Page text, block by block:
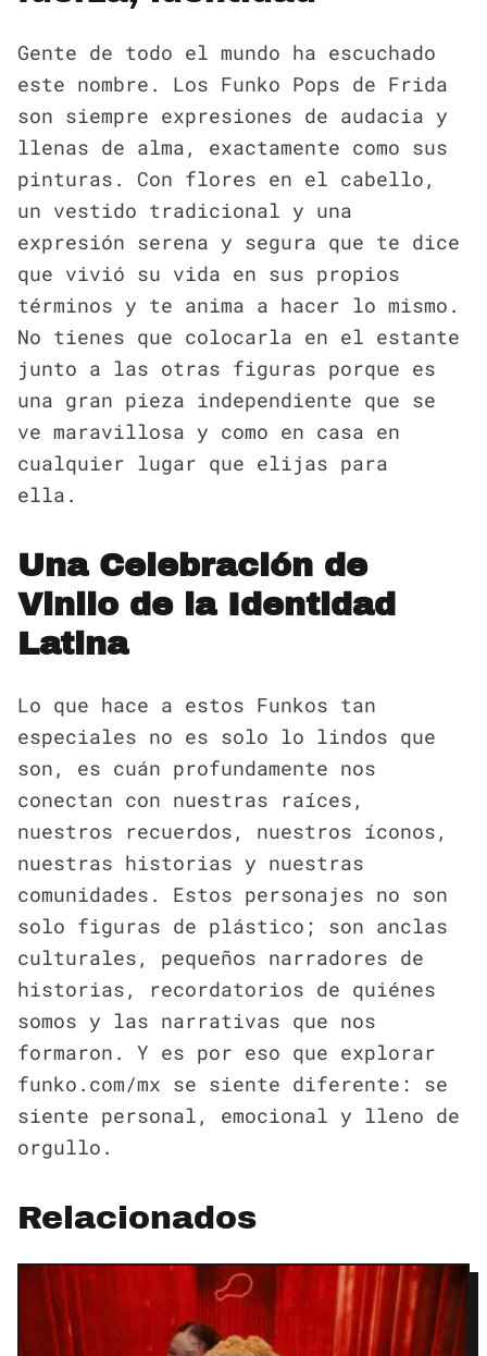
Gente de todo el mundo ha escuchado
este nombre. Los Funko Pops de Frida
son siempre expresiones de audacia y
llenas de alma, exactamente como sus
pinturas. Con flores en el cabello,
un vestido tradicional y una
expresión serena y segura que te dice
que vivió su vida en sus propios
términos y te anima a hacer lo mismo.
No tienes que colocarla en el estante
junto a las otras figuras porque es
una gran pieza independiente que se
ve maravillosa y como en casa en
cualquier lugar que elijas para
ella.
Una Celebración de
Vinilo de la Identidad
Latina
Lo que hace a estos Funkos tan
especiales no es solo lo lindos que
son, es cuán profundamente nos
conectan con nuestras raíces,
nuestros recuerdos, nuestros íconos,
nuestras historias y nuestras
comunidades. Estos personajes no son
solo figuras de plástico; son anclas
culturales, pequeños narradores de
historias, recordatorios de quiénes
somos y las narrativas que nos
formaron. Y es por eso que explorar
funko.com/mx se siente diferente: se
siente personal, emocional y lleno de
orgullo.
Relacionados